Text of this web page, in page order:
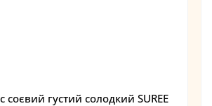
соєвий густий солодкий SUREE